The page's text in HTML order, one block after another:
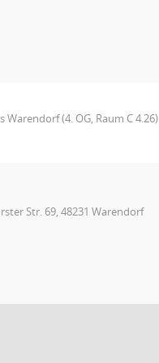
(4. OG, Raum C 4.26)
Str. 69, 48231 Warendorf